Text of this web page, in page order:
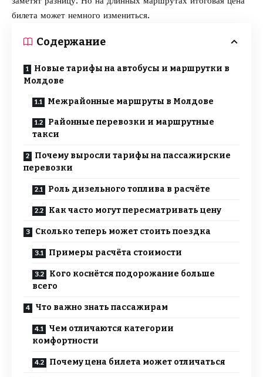
билета может немного измениться.
Содержание
Новые тарифы на автобусы и маршрутки в
Молдове
Межрайонные маршруты в Молдове
Районные перевозки и маршрутные
такси
Почему выросли тарифы на пассажирские
перевозки
Роль дизельного топлива в расчёте
Как часто могут пересматривать цену
Сколько теперь может стоить поездка
Примеры расчёта стоимости
Кого коснётся подорожание больше
всего
Что важно знать пассажирам
Чем отличаются категории
комфортности
Почему цена билета может отличаться